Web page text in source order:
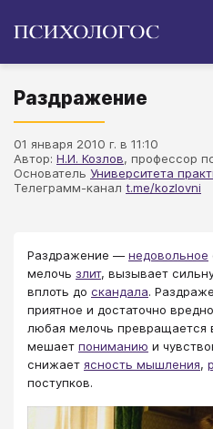
Раздражение
01 января 2010 г. в 11:10
Автор: Н.И. Козлов, профессор
Основатель Университета
Телеграмм-канал t.me/kozlovni
Раздражение —недовольное
мелочь злит, вызывает
вплоть до скандала.
приятное и достаточно
любая мелочь превращается
мешает пониманию и
снижает ясность мышления,
поступков.